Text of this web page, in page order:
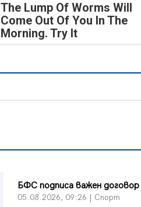
The Lump Of Worms Will
Come Out Of You In The
Morning. Try It
БФC подписа важен договор
05.08.2026, 09:26 | Спорт